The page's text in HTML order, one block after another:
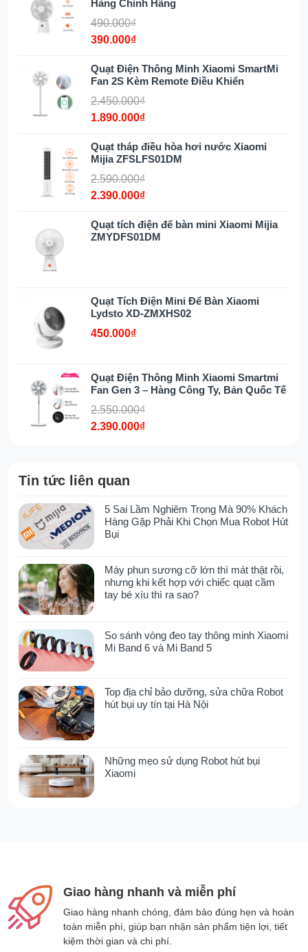
cài đặt thời gian hoạt động. Tính năng này rất
hữu ích vào ban đêm, vừa tiết kiệm điện năng
vừa đảm bảo giấc ngủ ngon và an toàn hơn
cho người dùng.
Thông số kĩ thuật sản phẩm
Thương hiệu
Lumias
Xuất xứ
Mã sản phẩm
F08 lite
Công suất
40W
Điện áp
Độ ồn
63dB
Đường kính
cánh quạt
Cấp độ gió
4 cấp độ
Tiện ích
Remote điều khiển từ
xa
Sản phẩm bao
gồm
1x Thân quạt
quạt
2x Thân cột
1x Điều khiển từ xa
Khối lượng
3.85kg
Kích thước sản
phẩm
Kích thước đóng
gói
Hàng Chính Hãng
490.000₫
390.000₫
Quạt Điện Thông Minh Xiaomi SmartMi
Fan 2S Kèm Remote Điều Khiển
2.450.000₫
1.890.000₫
Quạt tháp điều hòa hơi nước Xiaomi
Mijia ZFSLFS01DM
2.590.000₫
2.390.000₫
Quạt tích điện để bàn mini Xiaomi Mijia
ZMYDFS01DM
Quạt Tích Điện Mini Để Bàn Xiaomi
Lydsto XD-ZMXHS02
450.000₫
Quạt Điện Thông Minh Xiaomi Smartmi
Fan Gen 3 – Hàng Công Ty, Bản Quốc Tế
2.550.000₫
2.390.000₫
Tin tức liên quan
5 Sai Lầm Nghiêm Trọng Mà 90% Khách
Hàng Gặp Phải Khi Chọn Mua Robot Hút
Bụi
Máy phun sương cỡ lớn thì mát thật rồi,
nhưng khi kết hợp với chiếc quạt cầm
tay bé xíu thì ra sao?
So sánh vòng đeo tay thông minh Xiaomi
Mi Band 6 và Mi Band 5
Top địa chỉ bảo dưỡng, sửa chữa Robot
hút bụi uy tín tại Hà Nội
Những mẹo sử dụng Robot hút bụi
Xiaomi
Giao hàng nhanh và miễn phí
Giao hàng nhanh chóng, đảm bảo đúng hẹn và hoàn
toàn miễn phí, giúp bạn nhận sản phẩm tiện lợi, tiết
kiệm thời gian và chi phí.